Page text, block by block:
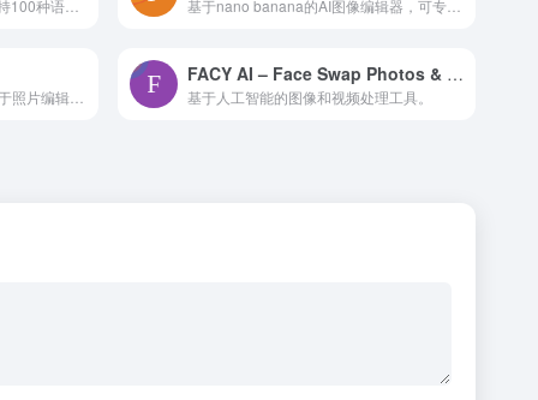
FACY AI – Face Swap Photos & Videos
基于人工智能的图像和视频处理工具。